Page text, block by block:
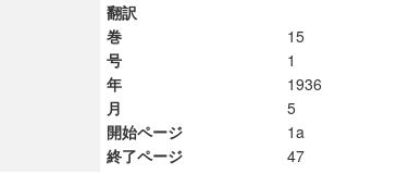
翻訳
巻
15
号
1
年
1936
月
5
開始ページ
1a
終了ページ
47